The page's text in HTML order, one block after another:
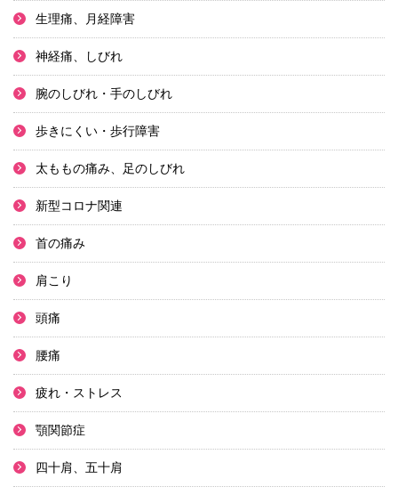
生理痛、月経障害
神経痛、しびれ
腕のしびれ・手のしびれ
歩きにくい・歩行障害
太ももの痛み、足のしびれ
新型コロナ関連
首の痛み
肩こり
頭痛
腰痛
疲れ・ストレス
顎関節症
四十肩、五十肩